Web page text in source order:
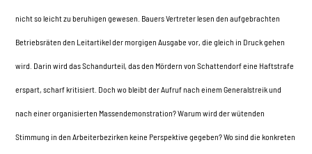
nicht so leicht zu beruhigen gewesen. Bauers Vertreter lesen den aufgebrachten
Betriebsräten den Leitartikel der morgigen Ausgabe vor, die gleich in Druck gehen
wird. Darin wird das Schandurteil, das den Mördern von Schattendorf eine Haftstrafe
erspart, scharf kritisiert. Doch wo bleibt der Aufruf nach einem Generalstreik und
nach einer organisierten Massendemonstration? Warum wird der wütenden
Stimmung in den Arbeiterbezirken keine Perspektive gegeben? Wo sind die konkreten